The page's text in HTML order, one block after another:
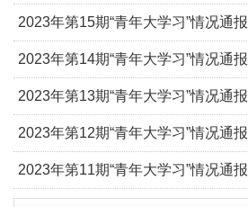
2023年第15期“青年大学习”情况通报
2023年第14期“青年大学习”情况通报
2023年第13期“青年大学习”情况通报
2023年第12期“青年大学习”情况通报
2023年第11期“青年大学习”情况通报